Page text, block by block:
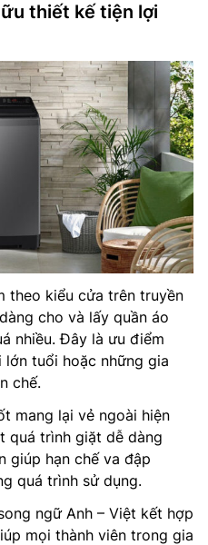
thiết kế tiện lợi
theo kiểu cửa trên truyền
cho và lấy quần áo
nhiều. Đây là ưu điểm
tuổi hoặc những gia
chế.
mang lại vẻ ngoài hiện
quá trình giặt dễ dàng
giúp hạn chế va đập
quá trình sử dụng.
ngữ Anh – Việt kết hợp
mọi thành viên trong gia